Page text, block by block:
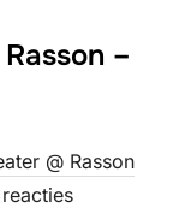
–
@ Rasson